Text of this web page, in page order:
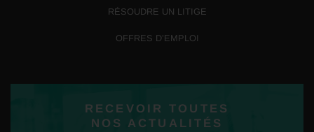
RÉSOUDRE UN LITIGE
OFFRES D’EMPLOI
RECEVOIR TOUTES
NOS ACTUALITÉS